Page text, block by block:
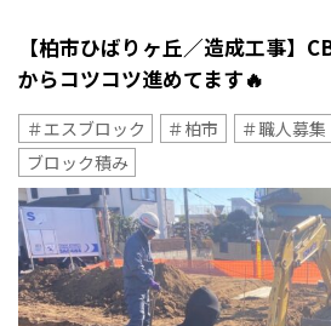
【柏市ひばりヶ丘／造成工事】
からコツコツ進めてます🔥
＃エスブロック ＃柏市 ＃職人募集
ブロック積み